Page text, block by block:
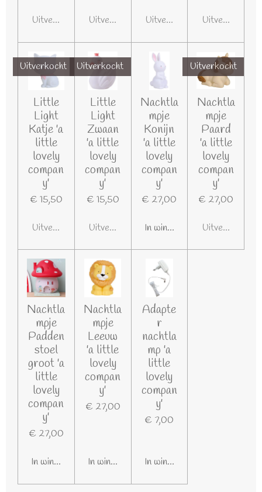
Uitverkocht Uitverkocht Uitverkocht Uitverkocht
Uitverkocht
Little
Light
Katje 'a
little
lovely
compan
y'
€ 15,50
Uitverkocht
Uitverkocht
Little
Light
Zwaan
'a little
lovely
compan
y'
€ 15,50
Uitverkocht
Nachtla
mpje
Konijn
'a little
lovely
compan
y'
€ 27,00
In winkelwagen
Uitverkocht
Nachtla
mpje
Paard
'a little
lovely
compan
y'
€ 27,00
Uitverkocht
Nachtla
mpje
Padden
stoel
groot 'a
little
lovely
compan
y'
€ 27,00
In winkelwagen
Nachtla
mpje
Leeuw
'a little
lovely
compan
y'
€ 27,00
In winkelwagen
Adapte
r
nachtla
mp 'a
little
lovely
compan
y'
€ 7,00
In winkelwagen